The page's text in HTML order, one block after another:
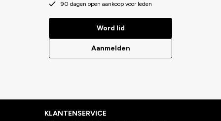
90 dagen open aankoop voor leden
Word lid
Aanmelden
KLANTENSERVICE